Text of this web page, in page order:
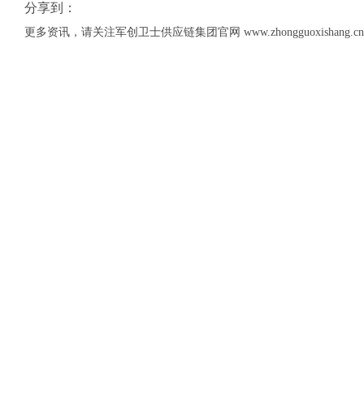
分享到：
更多资讯，请关注军创卫士供应链集团官网 www.zhongguoxishang.cn